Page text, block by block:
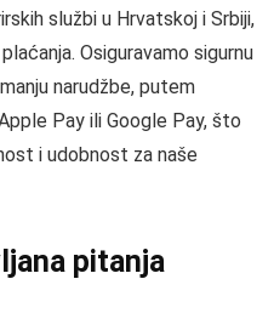
službi u Hrvatskoj i Srbiji,
Osiguravamo sigurnu
narudžbe, putem
Pay ili Google Pay, što
i udobnost za naše
pitanja